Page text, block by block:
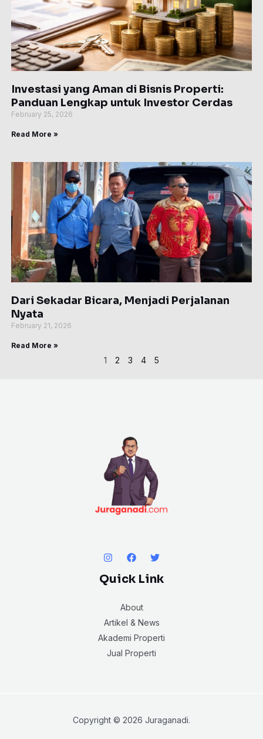
Investasi yang Aman di Bisnis Properti:
Panduan Lengkap untuk Investor Cerdas
February 25, 2026
Read More »
Dari Sekadar Bicara, Menjadi Perjalanan
Nyata
February 21, 2026
Read More »
1 2 3 4 5
Quick Link
About
Artikel & News
Akademi Properti
Jual Properti
Copyright © 2026 Juraganadi.